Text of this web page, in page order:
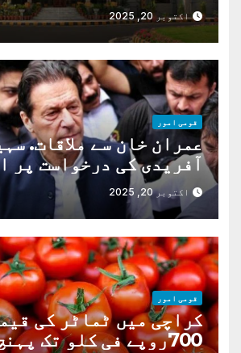
اکتوبر 20, 2025
قومی امور
عمران خان سے ملاقات.
آفریدی کی درخواست پر
دوراکتوبر 20, 2025
قومی امور
کراچی میں ٹماٹر کی
700روپے فی کلو تک پہنچ گئی